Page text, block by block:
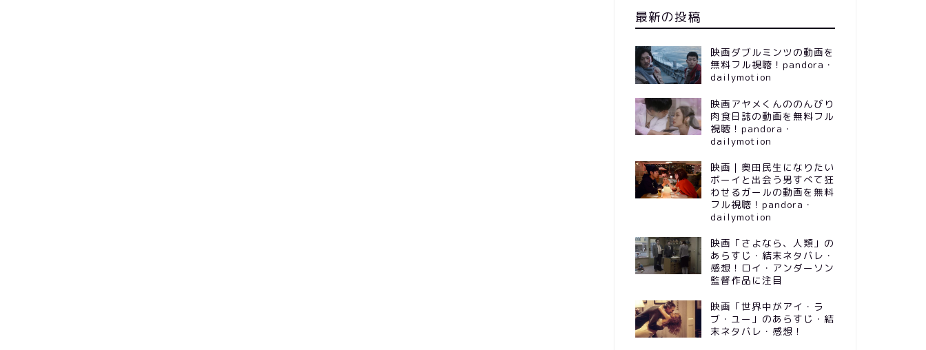
最新の投稿
映画ダブルミンツの動画を
無料フル視聴！pandora・
dailymotion
映画アヤメくんののんびり
肉食日誌の動画を無料フル
視聴！pandora・
dailymotion
映画｜奥田民生になりたい
ボーイと出会う男すべて狂
わせるガールの動画を無料
フル視聴！pandora・
dailymotion
映画「さよなら、人類」の
あらすじ・結末ネタバレ・
感想！ロイ・アンダーソン
監督作品に注目
映画「世界中がアイ・ラ
ブ・ユー」のあらすじ・結
末ネタバレ・感想！